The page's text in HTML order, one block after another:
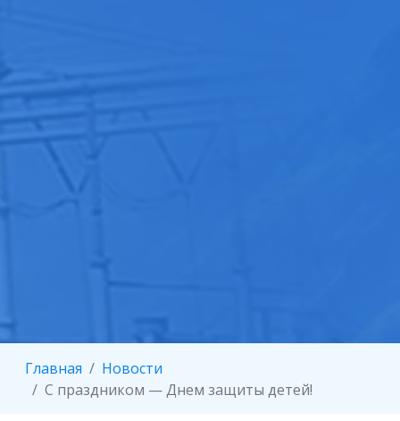
Главная
Новости
С праздником — Днем защиты детей!